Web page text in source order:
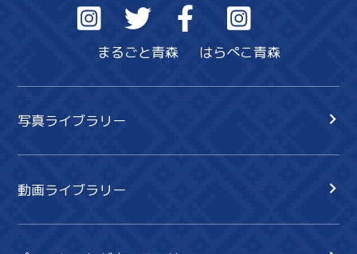
まるごと青森 はらぺこ青森
写真ライブラリー
動画ライブラリー